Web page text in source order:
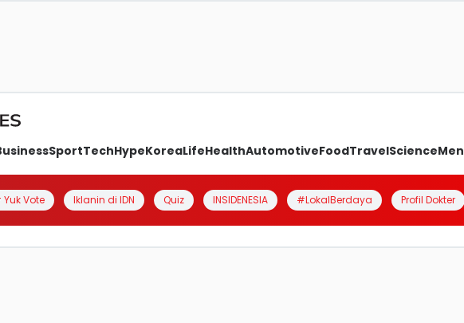
SportTechHypeKoreaLifeHealthAutomotiveFoodTravelScienceMen
Yuk Vote Iklanin di IDN Quiz INSIDENESIA #LokalBerdaya Profil Dokter